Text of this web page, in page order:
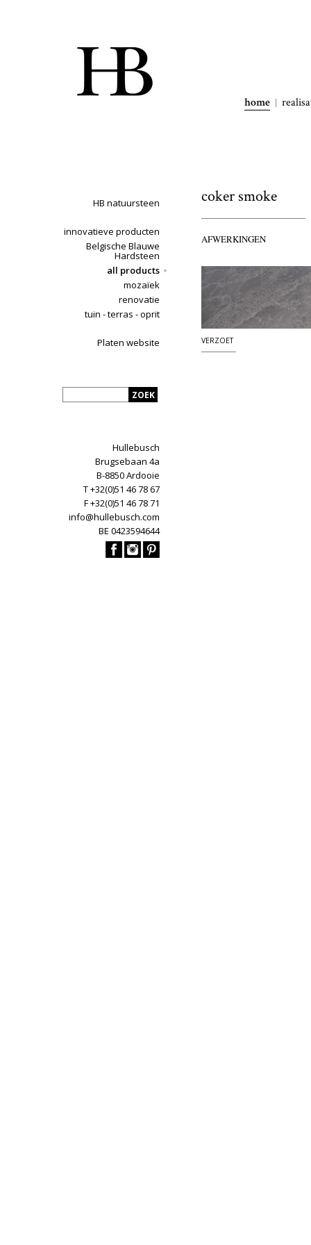
home
HB natuursteen
innovatieve producten
Belgische Blauwe
Hardsteen
all products
mozaïek
renovatie
tuin - terras - oprit
Platen website
Hullebusch
Brugsebaan 4a
B-8850 Ardooie
T +32(0)51 46 78 67
F +32(0)51 46 78 71
info@hullebusch.com
BE 0423594644
coker smoke
AFWERKINGEN
VERZOET